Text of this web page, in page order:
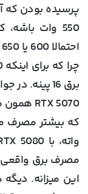
550 وات
برق 16
این میزانه.